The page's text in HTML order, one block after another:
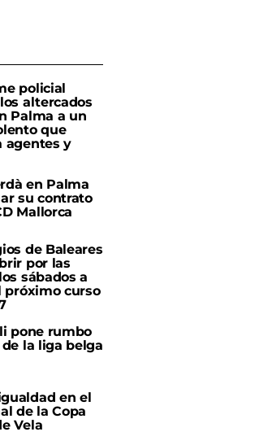
policial
altercados
Palma a un
que
agentes y
en Palma
su contrato
Mallorca
de Baleares
por las
sábados a
próximo curso
pone rumbo
la liga belga
en el
de la Copa
Vela